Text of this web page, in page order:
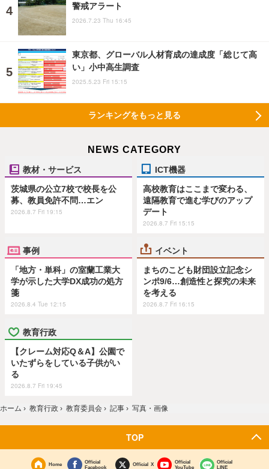
警戒アラート
2026.7.23 Thu 16:45
東京都、グローバル人材育成の達成度「総じて高
い」小中高生調査
2025.5.23 Fri 15:15
ランキングをもっと見る
NEWS CATEGORY
教材・サービス
茨城県の公立7校で校長を公
募、教員免許不問…エン
2026.8.7 Fri 19:15
ICT機器
高校教育はここまで変わる、
遠隔教育で進む学びのアップ
デート
2026.8.7 Fri 15:15
事例
「地方・単科」の室蘭工業大
学が示した大学DX成功の処方
箋
2026.8.4 Tue 12:15
イベント
まちのこども財団設立記念シ
ンポ9/6…創造性と探究の未来
を考える
2026.8.7 Fri 16:15
教育行政
【クレーム対応Q＆A】公園で
いたずらをしている子供がい
る
2026.8.7 Fri 19:45
ホーム › 教育行政 › 教育委員会 › 記事 › 写真・画像
TOP
Home
Official
Facebook
Official X
Official
YouTube
Official
LINE